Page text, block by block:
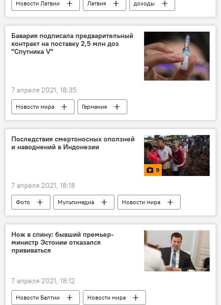
Новости Латвии Латвия доходы
Бавария подписала предварительный
контракт на поставку 2,5 млн доз
"Спутника V"
7 апреля 2021, 18:35
Новости мира
Германия
коронавирус
вакцина
Последствия смертоносных оползней
и наводнений в Индонезии
9
7 апреля 2021, 18:18
Фото Мультимедиа
Новости мира
Индонезия
наводнение циклон
Нож в спину: бывший премьер-
министр Эстонии отказался
прививаться
7 апреля 2021, 18:12
Новости Балтии
Новости мира